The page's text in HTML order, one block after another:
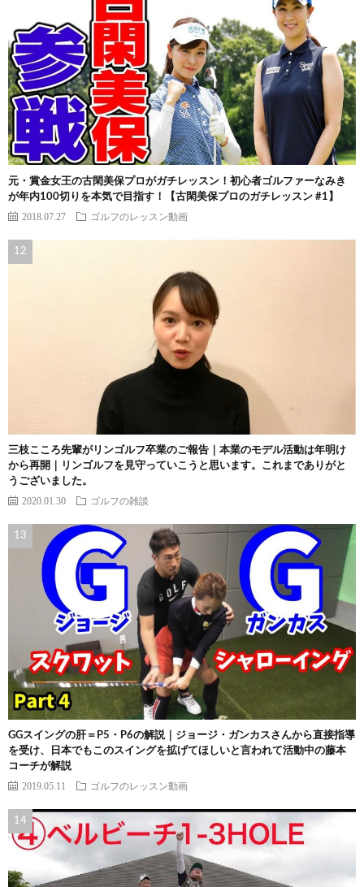
元・賞金女王の古閑美保プロがガチレッスン！初心者ゴルファーなみき
が年内100切りを本気で目指す！【古閑美保プロのガチレッスン #1】
2018.07.27 ゴルフのレッスン動画
三枝こころ先輩がリンゴルフ卒業のご報告｜本業のモデル活動は年明け
から再開｜リンゴルフを見守っていこうと思います。これまでありがと
うございました。
2020.01.30 ゴルフの雑談
GGスイングの肝＝P5・P6の解説｜ジョージ・ガンカスさんから直接指導
を受け、日本でもこのスイングを拡げてほしいと言われて活動中の藤本
コーチが解説
2019.05.11 ゴルフのレッスン動画